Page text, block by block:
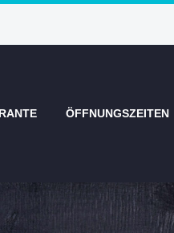
ÖFFNUNGSZEITEN